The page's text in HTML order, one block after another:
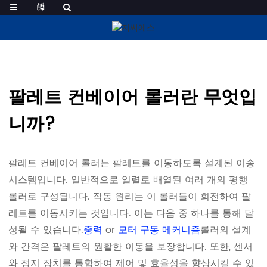
팔레트 컨베이어 롤러
팔레트 컨베이어 롤러란 무엇입
니까?
팔레트 컨베이어 롤러는 팔레트를 이동하도록 설계된 이송
시스템입니다. 일반적으로 일렬로 배열된 여러 개의 평행
롤러로 구성됩니다. 작동 원리는 이 롤러들이 회전하여 팔
레트를 이동시키는 것입니다. 이는 다음 중 하나를 통해 달
성될 수 있습니다.중력 or 모터 구동 메커니즘롤러의 설계
와 간격은 팔레트의 원활한 이동을 보장합니다. 또한, 센서
와 정지 장치를 통합하여 제어 및 효율성을 향상시킬 수 있